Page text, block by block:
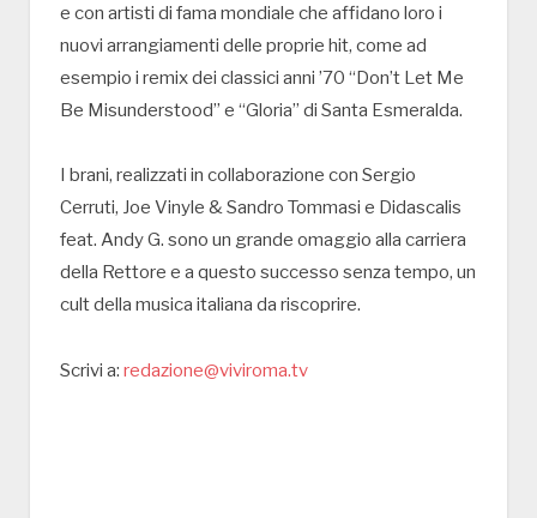
e con artisti di fama mondiale che affidano loro i
nuovi arrangiamenti delle proprie hit, come ad
esempio i remix dei classici anni ’70 “Don’t Let Me
Be Misunderstood” e “Gloria” di Santa Esmeralda.
I brani, realizzati in collaborazione con Sergio
Cerruti, Joe Vinyle & Sandro Tommasi e Didascalis
feat. Andy G. sono un grande omaggio alla carriera
della Rettore e a questo successo senza tempo, un
cult della musica italiana da riscoprire.
Scrivi a: redazione@viviroma.tv